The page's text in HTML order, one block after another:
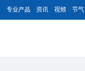
专业产品 资讯 视频 节气